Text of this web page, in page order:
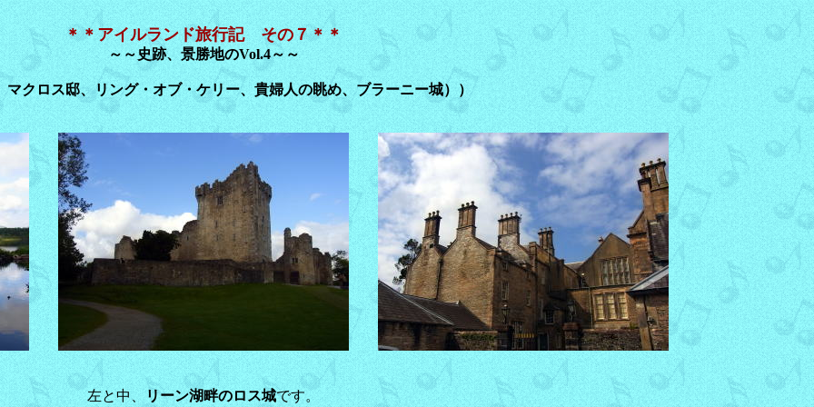
＊＊アイルランド旅行記 その７＊＊
～～史跡、景勝地のVol.4～～
マクロス邸、リング・オブ・ケリー、貴婦人の眺め、ブラーニー城））
左と中、リーン湖畔のロス城です。